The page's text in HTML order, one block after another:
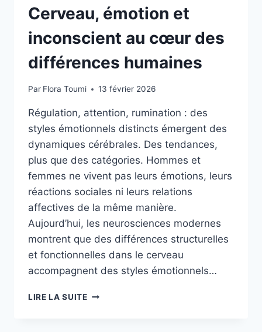
Cerveau, émotion et
inconscient au cœur des
différences humaines
Par Flora Toumi 13 février 2026
Régulation, attention, rumination : des
styles émotionnels distincts émergent des
dynamiques cérébrales. Des tendances,
plus que des catégories. Hommes et
femmes ne vivent pas leurs émotions, leurs
réactions sociales ni leurs relations
affectives de la même manière.
Aujourd’hui, les neurosciences modernes
montrent que des différences structurelles
et fonctionnelles dans le cerveau
accompagnent des styles émotionnels…
LIRE LA SUITE